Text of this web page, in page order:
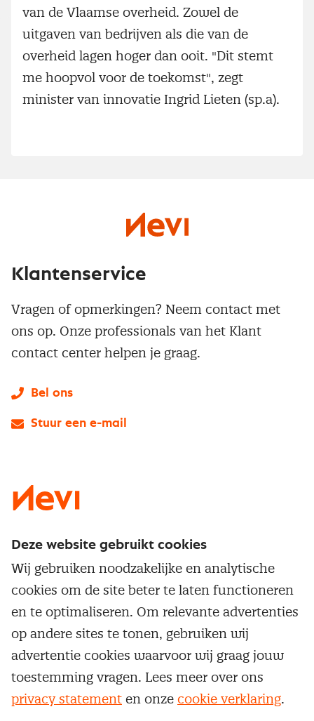
van de Vlaamse overheid. Zowel de
uitgaven van bedrijven als die van de
overheid lagen hoger dan ooit. "Dit stemt
me hoopvol voor de toekomst", zegt
minister van innovatie Ingrid Lieten (sp.a).
Service & contact
Over inkoop
Netwerk en communities
Aanmelden nieuwsbrief
Word lid van Nevi
Populaire thema's
Aanbesteden
Contractmanagement
Kostenmanagement
Onderhandelen
Opleidingen en trainingen
Trainingen
Opleidingen
Maatwerk
Klantenservice
Vragen of opmerkingen? Neem contact met
ons op. Onze professionals van het Klant
contact center helpen je graag.
Bel ons
Stuur een e-mail
Cookievoorkeuren beherenOnzealgemene
Deze website gebruikt cookies
Wij gebruiken noodzakelijke en analytische
cookies om de site beter te laten functioneren
en te optimaliseren. Om relevante advertenties
op andere sites te tonen, gebruiken wij
advertentie cookies waarvoor wij graag jouw
toestemming vragen. Lees meer over ons
privacy statement en onze cookie verklaring.